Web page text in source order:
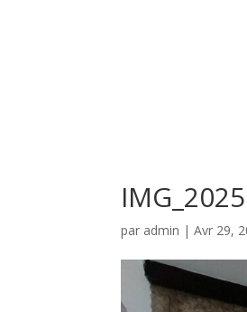
par admin |Avr 29,